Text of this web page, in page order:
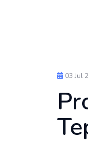
03 Jul